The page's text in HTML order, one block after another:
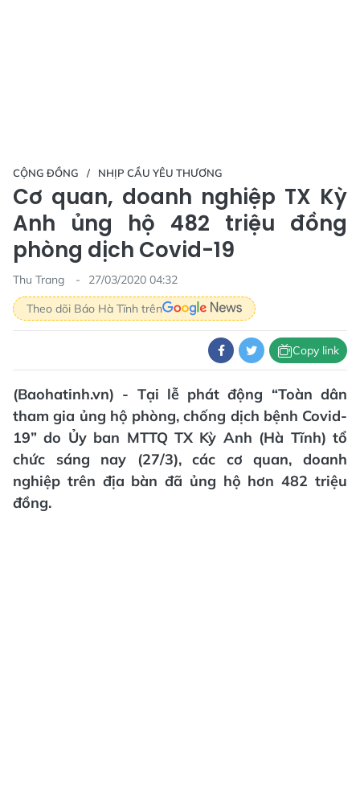
CỘNG ĐỒNG NHỊP CẦU YÊU THƯƠNG
Cơ quan, doanh nghiệp TX Kỳ
Anh ủng hộ 482 triệu đồng
phòng dịch Covid-19
Thu Trang
27/03/2020 04:32
Theo dõi Báo Hà Tĩnh trên
Copy link
(Baohatinh.vn) - Tại lễ phát động “Toàn dân
tham gia ủng hộ phòng, chống dịch bệnh Covid-
19” do Ủy ban MTTQ TX Kỳ Anh (Hà Tĩnh) tổ
chức sáng nay (27/3), các cơ quan, doanh
nghiệp trên địa bàn đã ủng hộ hơn 482 triệu
đồng.